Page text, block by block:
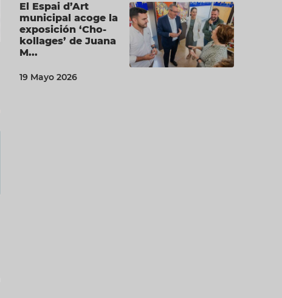
El Espai d’Art
municipal acoge la
exposición ‘Cho-
kollages’ de Juana
M...
19 Mayo 2026